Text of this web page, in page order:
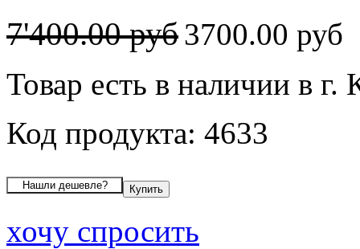
7'400.00 руб3700.00 руб
Товар есть в наличии в г.
Код продукта: 4633
хочу спросить